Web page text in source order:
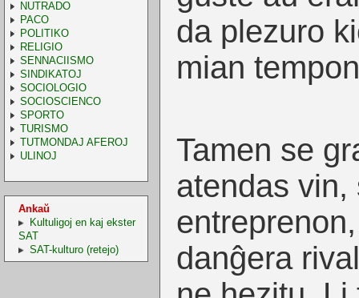
NUTRADO
PACO
POLITIKO
RELIGIO
SENNACIISMO
SINDIKATOJ
SOCIOLOGIO
SOCIOSCIENCO
SPORTO
TURISMO
TUTMONDAJ AFEROJ
ULINOJ
Ankaŭ
Kultuligoj en kaj ekster
SAT
SAT-kulturo (retejo)
da plezuro
mian
Tamen se
atendas vin,
danĝera